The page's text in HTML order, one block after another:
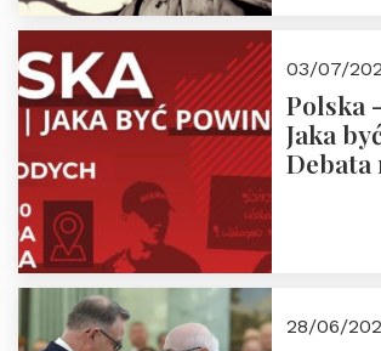
03/07/
Polska
Jaka
Debata
28/06/